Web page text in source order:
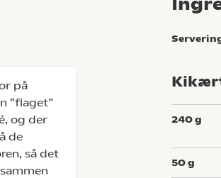
på
“flaget”
og der
de
så det
240g
50g